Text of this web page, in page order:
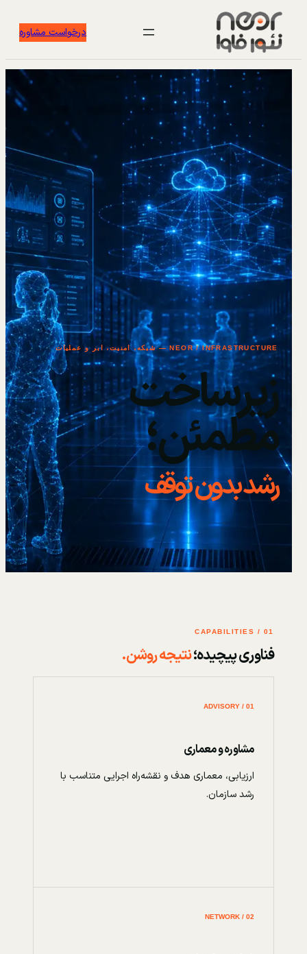
درخواست مشاوره
NEOR / INFRASTRUCTURE — شبکه، امنیت، ابر و عملیات
زیرساخت
مطمئن؛
رشد بدون توقف
01 / CAPABILITIES
فناوری پیچیده؛نتیجه روشن.
01 / ADVISORY
مشاوره و معماری
ارزیابی، معماری هدف و نقشه‌راه اجرایی متناسب با
رشد سازمان.
02 / NETWORK